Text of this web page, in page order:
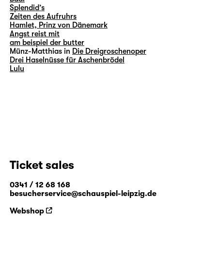
Splendid’s
Zeiten des Aufruhrs
Hamlet, Prinz von Dänemark
Angst reist mit
am beispiel der butter
Münz-Matthias in Die Dreigroschenoper
Drei Haselnüsse für Aschenbrödel
Lulu
Ticket sales
0341 / 12 68 168
besucherservice@schauspiel-leipzig.de
Webshop